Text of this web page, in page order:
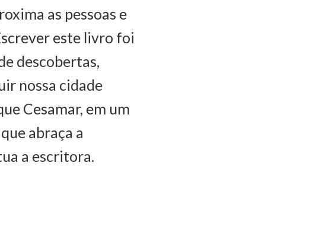
as pessoas e
este livro foi
descobertas,
nossa cidade
Cesamar, em um
abraça a
a escritora.